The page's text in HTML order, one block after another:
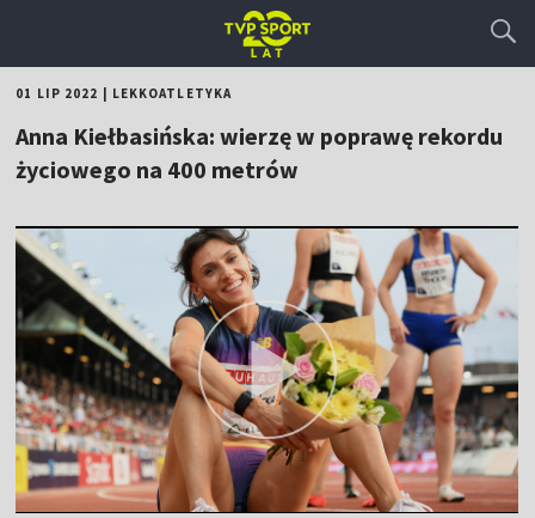
01 LIP 2022 LEKKOATLETYKA
Anna Kiełbasińska: wierzę w poprawę rekordu
życiowego na 400 metrów